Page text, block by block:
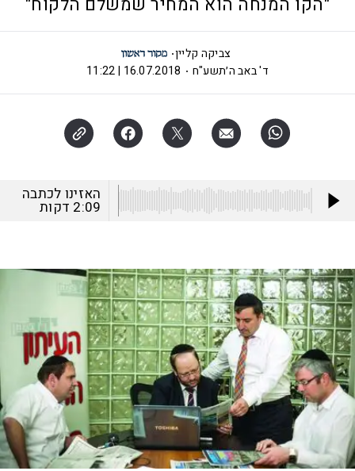
צביקה קליין
ד' באב ה׳תשע"ח
16.07.2018 | 11:22
האזינו לכתבה
2:09 דקות